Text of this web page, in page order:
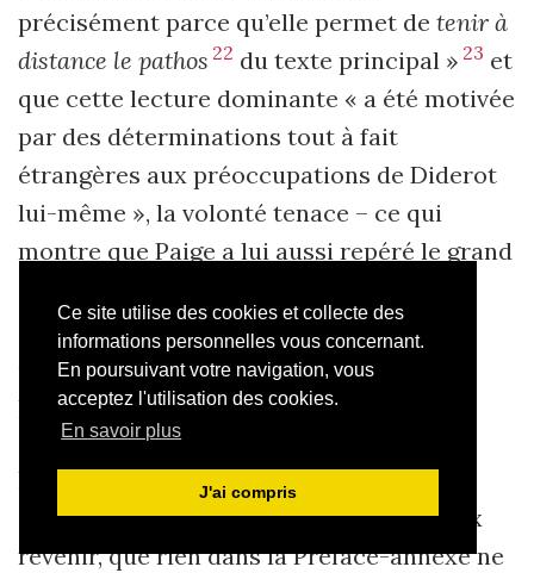
Ce site utilise des cookies et collecte des
informations personnelles vous concernant.
En poursuivant votre navigation, vous
acceptez l'utilisation des cookies.
En savoir plus
J'ai compris
précisément parce qu’elle permet de tenir à
distance le pathos 22 du texte principal » 23 et
que cette lecture dominante « a été motivée
par des déterminations tout à fait
étrangères aux préoccupations de Diderot
lui-même », la volonté tenace – ce qui
montre que Paige a lui aussi repéré le grand
savante qui touche ce roman – de
« maintenir la "distance critique"
protégeant les experts du brouillard
émotionnel ou idéologique qui égare les
lecteurs ordinaires »24. Il remarque
ensuite, et c’est le sujet sur lequel je veux
revenir, que rien dans la Préface-annexe ne